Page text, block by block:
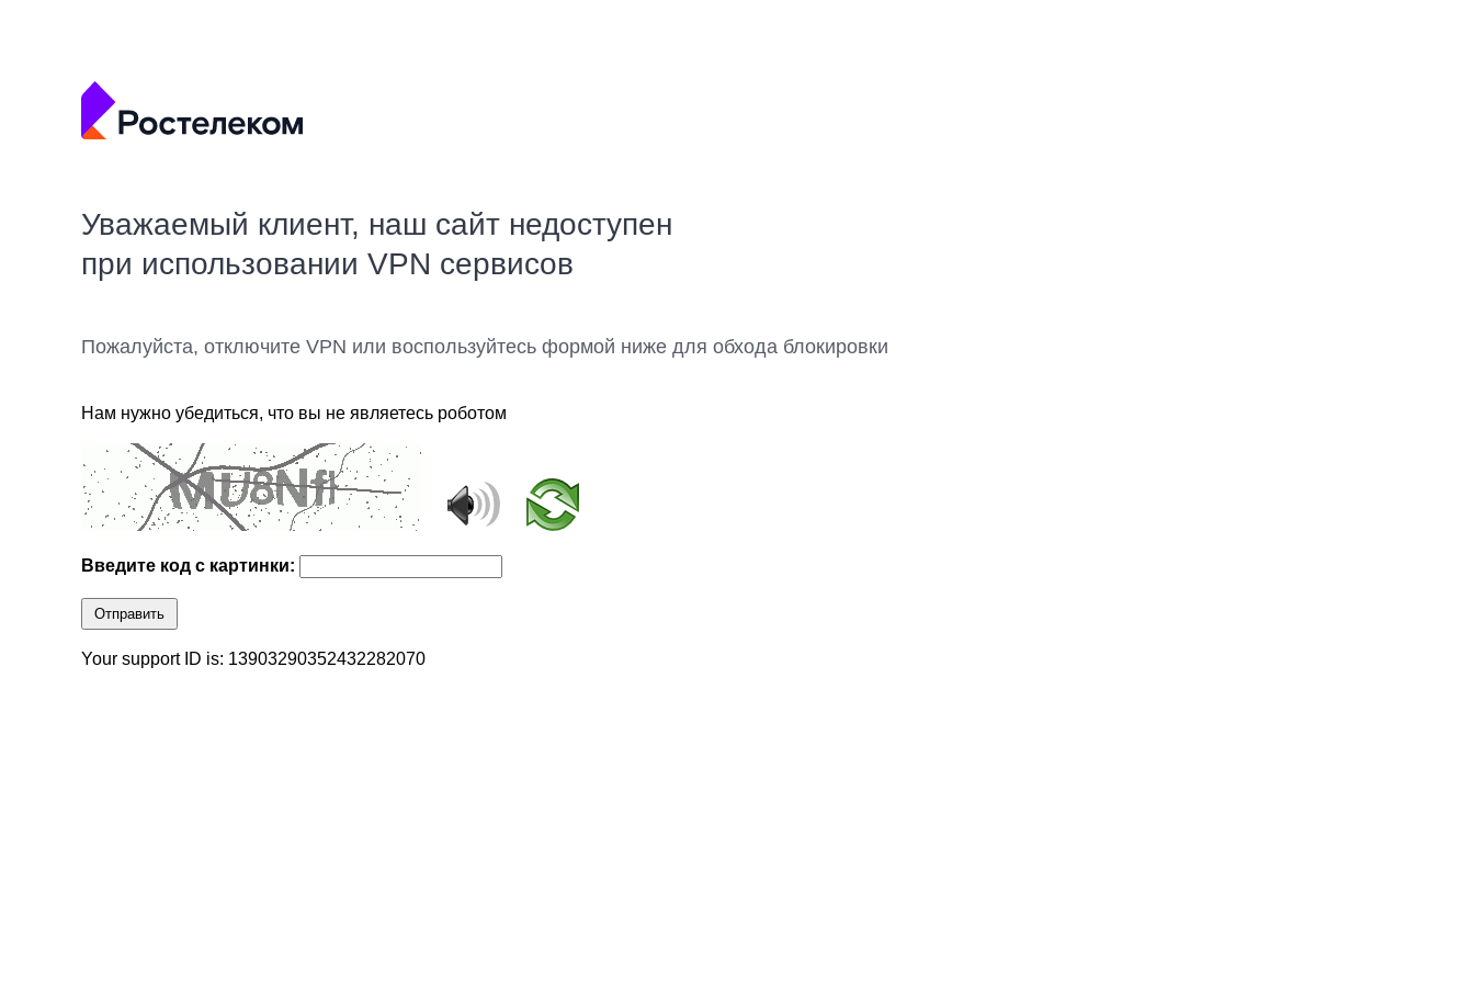
Уважаемый клиент, наш сайт недоступен
при использовании VPN сервисов
Пожалуйста, отключите VPN или воспользуйтесь формой ниже для обхода блокировки
Нам нужно убедиться, что вы не являетесь роботом
Введите код с картинки:
Отправить
Your support ID is: 13903290352432282070